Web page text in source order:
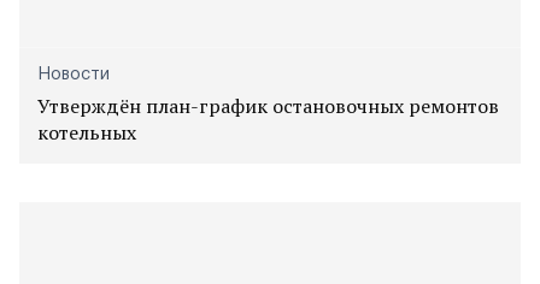
Новости
Утверждён план-график остановочных ремонтов
котельных